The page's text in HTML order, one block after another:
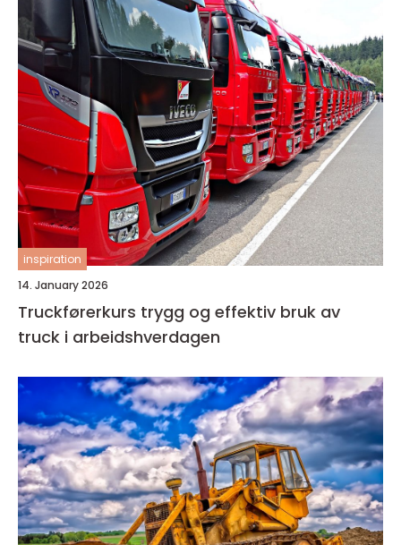
inspiration
14. January 2026
Truckførerkurs trygg og effektiv bruk av
truck i arbeidshverdagen